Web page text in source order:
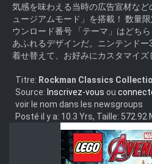
気感を味わえる当時の広告宣材など
ュージアムモード」を搭載！ 数量
ウンロード番号 「テーマ」はどち
あふれるデザインだ。ニンテンドー
着せ替えて、お好みにカスタマイズ
Titre: Rockman Classics
Source: Inscrivez-vous ou
voir le nom dans les newsgroups
Posté il y a: 10.3 Yrs, Taille: 572.92